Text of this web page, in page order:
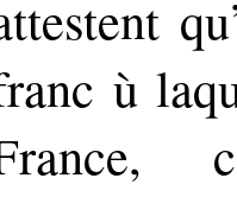
ù